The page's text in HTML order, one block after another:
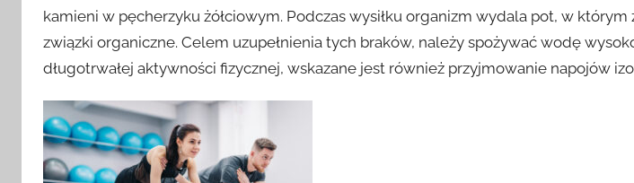
kamieni w pęcherzyku żółciowym. Podczas wysiłku organizm wydala pot, w którym
związki organiczne. Celem uzupełnienia tych braków, należy spożywać wodę
długotrwałej aktywności fizycznej, wskazane jest również przyjmowanie napojów